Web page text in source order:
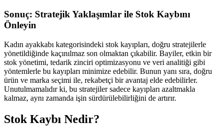
Sonuç: Stratejik Yaklaşımlar ile Stok Kaybını
Önleyin
Kadın ayakkabı kategorisindeki stok kayıpları, doğru stratejilerle
yönetildiğinde kaçınılmaz son olmaktan çıkabilir. Bayiler, etkin bir
stok yönetimi, tedarik zinciri optimizasyonu ve veri analitiği gibi
yöntemlerle bu kayıpları minimize edebilir. Bunun yanı sıra, doğru
ürün ve marka seçimi ile, rekabetçi bir avantaj elde edebilirler.
Unutulmamalıdır ki, bu stratejiler sadece kayıpları azaltmakla
kalmaz, aynı zamanda işin sürdürülebilirliğini de artırır.
Stok Kaybı Nedir?